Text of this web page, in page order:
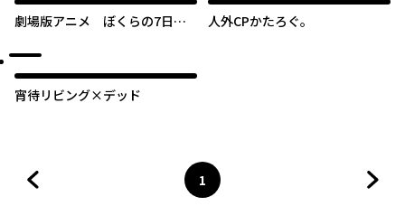
劇場版アニメ ぼくらの7日間
人外CPかたろぐ。
宵待リビング×デッド
ページ
1
へ